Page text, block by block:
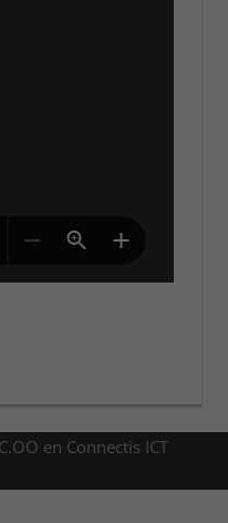
en Connectis ICT